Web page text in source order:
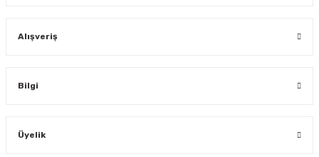
Alışveriş
Bilgi
Üyelik